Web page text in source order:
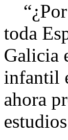
“¿Por
toda
Galicia
infantil
ahora